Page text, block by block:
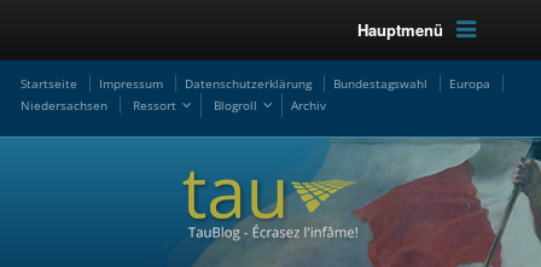
Hauptmenü
Startseite Impressum Datenschutzerklärung Bundestagswahl
Europa
Niedersachsen
Ressort Blogroll Archiv